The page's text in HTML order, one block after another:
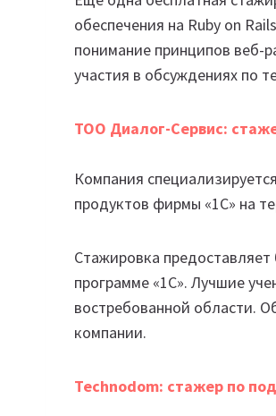
обеспечения на Ruby on
понимание принципов веб-
участия в обсуждениях по
ТОО Диалог-Сервис:
Компания
продуктов фирмы «1С» на
Стажировка
программе «1С». Лучшие
востребованной области.
компании.
Technodom: стажер по